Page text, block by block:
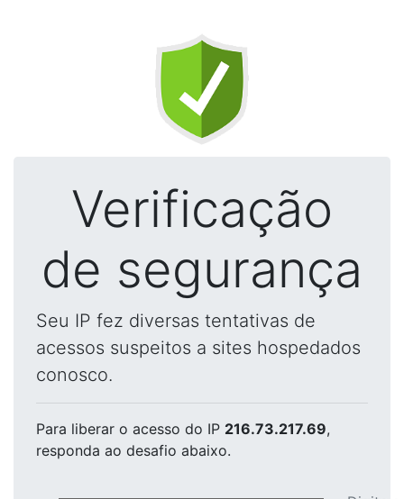
Verificação
de segurança
Seu IP fez diversas tentativas de
acessos suspeitos a sites hospedados
conosco.
Para liberar o acesso do IP 216.73.217.69,
responda ao desafio abaixo.